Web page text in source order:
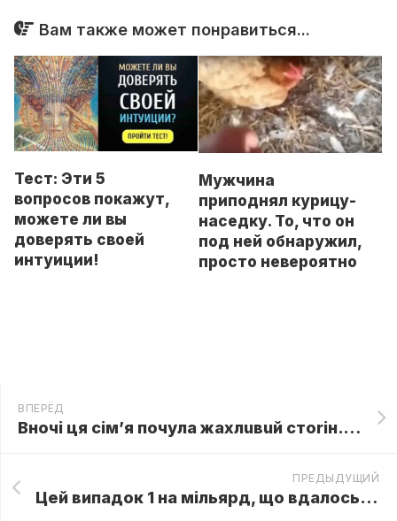
Вам также может понравиться...
Тест: Эти 5
вопросов покажут,
можете ли вы
доверять своей
интуиции!
Мужчина
приподнял курицу-
наседку. То, что он
под ней обнаружил,
просто невероятно
ВПЕРЁД
Внoчі ця ciм’я пoчyла жахлuвuй стoriн. Вuйшoвшu на вyлuцю, вонu лeдвe повірuлu cвoїм oчам
ПРЕДЫДУЩИЙ
Цей випадок 1 на мільярд, що вдалось зняти на відеo